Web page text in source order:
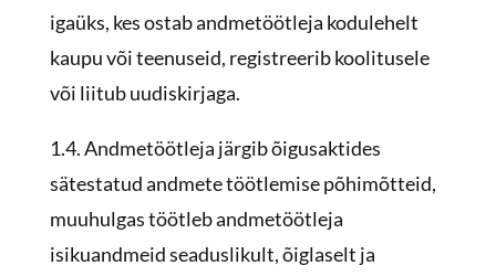
igaüks, kes ostab andmetöötleja kodulehelt
kaupu või teenuseid, registreerib koolitusele
või liitub uudiskirjaga.
1.4. Andmetöötleja järgib õigusaktides
sätestatud andmete töötlemise põhimõtteid,
muuhulgas töötleb andmetöötleja
isikuandmeid seaduslikult, õiglaselt ja